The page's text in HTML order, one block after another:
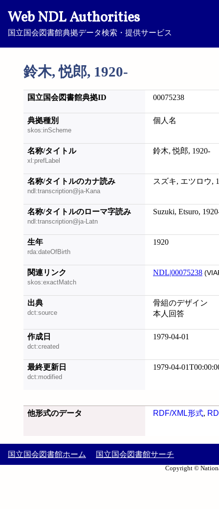
Web NDL Authorities
国立国会図書館典拠データ検索・提供サービス
鈴木, 悦郎, 1920-
国立国会図書館典拠ID 00075238
典拠種別
skos:inScheme
個人名
名称/タイトル
xl:prefLabel
鈴木, 悦郎, 1920-
名称/タイトルのカナ読み
ndl:transcription@ja-Kana
スズキ, エツロウ,
名称/タイトルのローマ字読み
ndl:transcription@ja-Latn
Suzuki, Etsuro,
生年
rda:dateOfBirth
1920
関連リンク
skos:exactMatch
NDL|00075238
出典
dct:source
骨組のデザイン
本人回答
作成日
dct:created
1979-04-01
最終更新日
dct:modified
1979-04-
他形式のデータ RDF/XML形式,
国立国会図書館ホーム 国立国会図書館サーチ
Copyright ©